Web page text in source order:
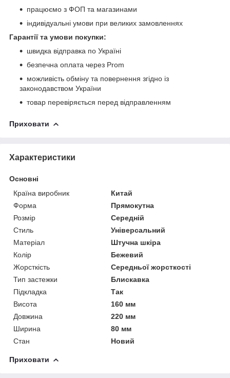
працюємо з ФОП та магазинами
індивідуальні умови при великих замовленнях
Гарантії та умови покупки:
швидка відправка по Україні
безпечна оплата через Prom
можливість обміну та повернення згідно із
законодавством України
товар перевіряється перед відправленням
Приховати
Характеристики
Основні
Країна виробник
Китай
Форма
Прямокутна
Розмір
Середній
Стиль
Універсальний
Матеріал
Штучна шкіра
Колір
Бежевий
Жорсткість
Середньої жорсткості
Тип застежки
Блискавка
Підкладка
Так
Висота
160 мм
Довжина
220 мм
Ширина
80 мм
Стан
Новий
Приховати